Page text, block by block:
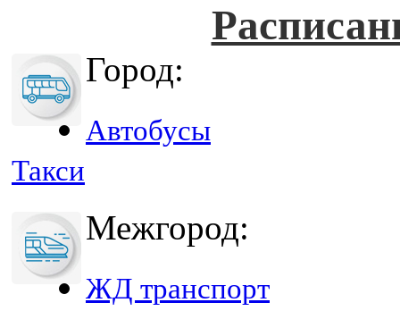
Город:
Автобусы
Такси
Межгород:
ЖД транспорт